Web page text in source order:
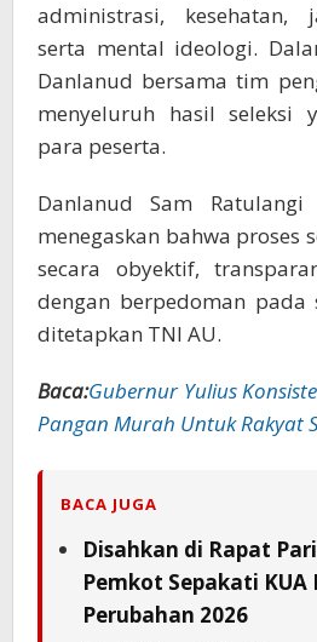
administrasi, kesehatan,
serta mental ideologi.
Danlanud bersama tim
menyeluruh hasil seleksi
para peserta.
Danlanud Sam
menegaskan bahwa proses
secara obyektif,
dengan berpedoman pada
ditetapkan TNI AU.
Baca:Gubernur Yulius
Pangan Murah Untuk Rakyat
BACA JUGA
Disahkan di Rapat
Pemkot Sepakati KUA
Perubahan 2026